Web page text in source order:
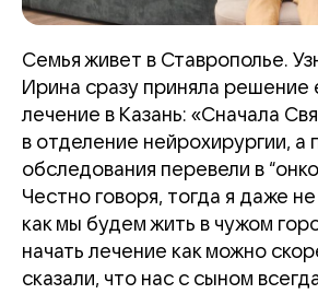
Семья живет в Ставрополье.
Ирина сразу приняла решение
лечение в Казань: «Сначала
в отделение нейрохирургии, а
обследования перевели в
Честно говоря, тогда я даже
как мы будем жить в чужом
начать лечение как можно
сказали, что нас с сыном